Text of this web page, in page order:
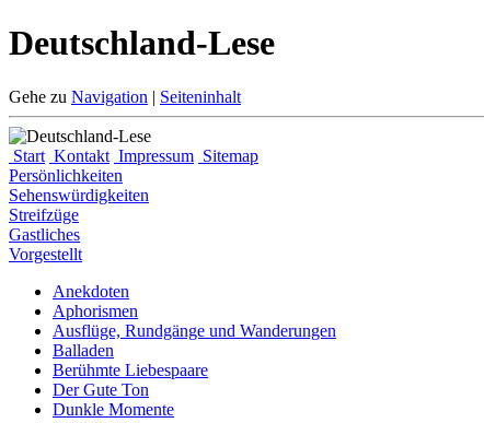
Deutschland-Lese
Gehe zu Navigation | Seiteninhalt
Start Kontakt Impressum Sitemap
Persönlichkeiten
Sehenswürdigkeiten
Streifzüge
Gastliches
Vorgestellt
Anekdoten
Aphorismen
Ausflüge, Rundgänge und Wanderungen
Balladen
Berühmte Liebespaare
Der Gute Ton
Dunkle Momente